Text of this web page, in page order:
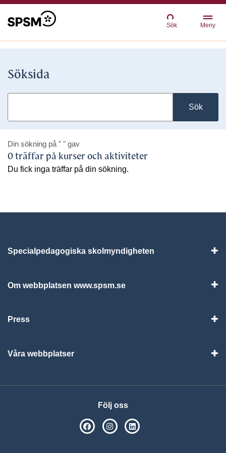
Sök Meny
Söksida
Sök
Din sökning på " " gav
0 träffar på kurser och aktiviteter
Du fick inga träffar på din sökning.
Specialpedagogiska skolmyndigheten
Om webbplatsen www.spsm.se
Press
Våra webbplatser
Följ oss
SPSM på Facebook
SPSM på Instagram